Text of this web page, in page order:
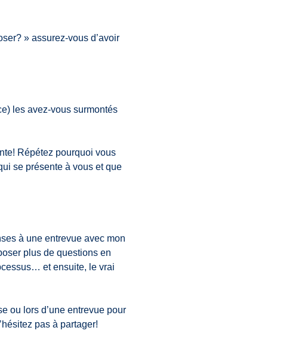
» assurez-vous d’avoir
les avez-vous surmontés
Répétez pourquoi vous
se présente à vous et que
à une entrevue avec mon
plus de questions en
et ensuite, le vrai
ou lors d’une entrevue pour
pas à partager!